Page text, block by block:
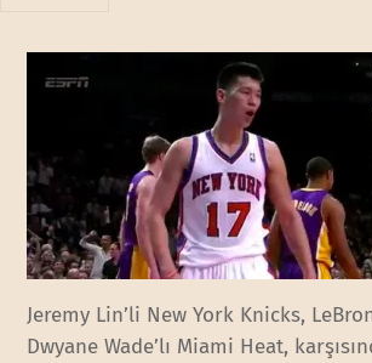
Jeremy Lin’li New York Knicks,
Dwyane Wade’lı Miami Heat,